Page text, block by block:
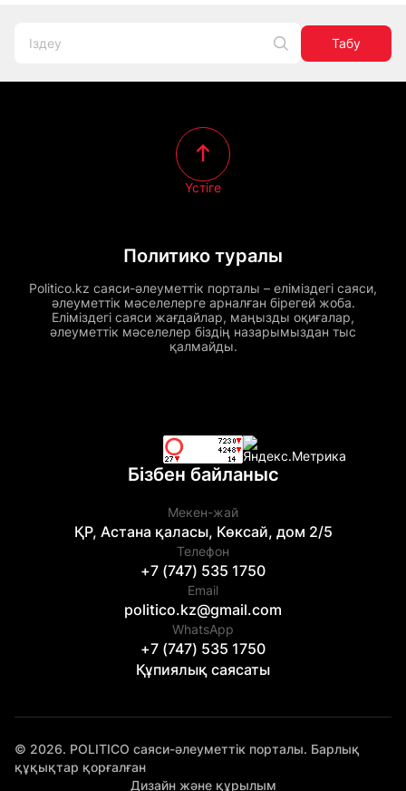
Табу
Политико туралы
Politico.kz саяси-әлеуметтік порталы – еліміздегі саяси,
әлеуметтік мәселелерге арналған бірегей жоба.
Еліміздегі саяси жағдайлар, маңызды оқиғалар,
әлеуметтік мәселелер біздің назарымыздан тыс
қалмайды.
Үстіге
Бізбен байланыс
Мекен-жай
ҚР, Астана қаласы, Көксай, дом 2/5
Телефон
+7 (747) 535 1750
Email
politico.kz@gmail.com
WhatsApp
+7 (747) 535 1750
Құпиялық саясаты
© 2026. POLITICO саяси-әлеуметтік порталы. Барлық
құқықтар қорғалған
Дизайн және құрылым